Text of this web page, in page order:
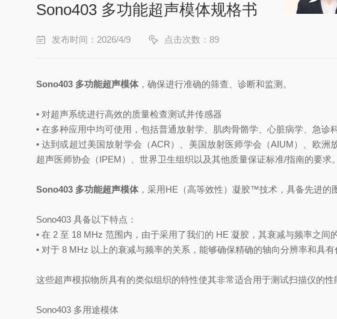
Sono403 多功能超声模体规格书
发布时间：2026/4/9 点击次数：89
Sono403 多功能超声模体，确保进行准确的筛查、诊断和监测。
• 对超声系统进行高效的质量检查测试并传感器
• 在多种应用中均可使用，包括普通放射学、肌肉骨骼学、心脏病学、急诊
• 达到或超过美国放射学会（ACR）、美国放射医师学会（AIUM）、欧
超声医师协会（IPEM）、世界卫生组织以及其他质量保证标准/指南的要求。
Sono403 多功能超声模体，采用HE（高等效性）凝胶™技术，具备先进的
Sono403 具备以下特点：
• 在 2 至 18 MHz 范围内，由于采用了我们的 HE 凝胶，其衰减与频率之间
• 对于 8 MHz 以上的衰减与频率的关系，能够确保精确的轴向分辨率和具有
这些超声模拟物所具有的类似组织的特性使其非常适合用于测试扫描仪的性
Sono403 多用途模体